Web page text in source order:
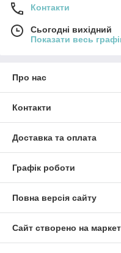
Контакти
Сьогодні вихідний
Показати весь
Про нас
Контакти
Доставка та оплата
Графік роботи
Повна версія сайту
Сайт створено на